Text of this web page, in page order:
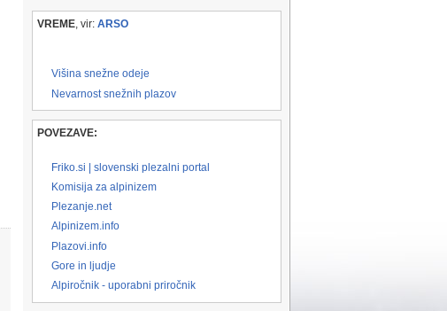
VREME, vir: ARSO
Višina snežne odeje
Nevarnost snežnih plazov
POVEZAVE:
Friko.si | slovenski plezalni portal
Komisija za alpinizem
Plezanje.net
Alpinizem.info
Plazovi.info
Gore in ljudje
Alpiročnik - uporabni priročnik